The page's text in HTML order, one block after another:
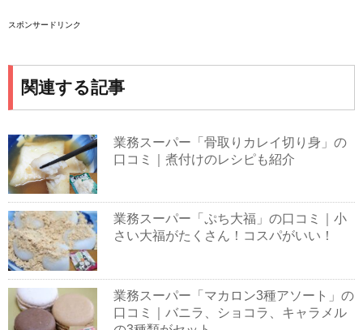
スポンサードリンク
関連する記事
業務スーパー「骨取りカレイ切り身」の
口コミ｜煮付けのレシピも紹介
業務スーパー「ぷち大福」の口コミ｜小
さい大福がたくさん！コスパがいい！
業務スーパー「マカロン3種アソート」の
口コミ｜バニラ、ショコラ、キャラメル